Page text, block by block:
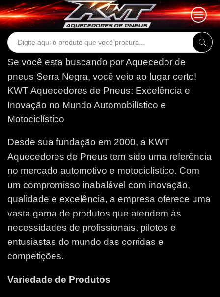
Search
Se você esta buscando por Aquecedor de
pneus Serra Negra, você veio ao lugar certo!
KWT Aquecedores de Pneus: Excelência e
Inovação no Mundo Automobilístico e
Motociclístico
Desde sua fundação em 2000, a KWT
Aquecedores de Pneus tem sido uma referência
no mercado automotivo e motociclístico. Com
um compromisso inabalável com inovação,
qualidade e excelência, a empresa oferece uma
vasta gama de produtos que atendem às
necessidades de profissionais, pilotos e
entusiastas do mundo das corridas e
competições.
Variedade de Produtos